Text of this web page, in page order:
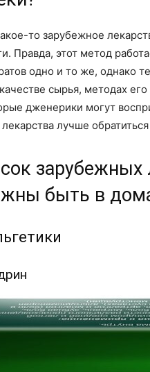
то зарубежное
Правда, этот метод
одно и то же, однако
сырья, методах
дженерики могут
лучше
зарубежных
быть в